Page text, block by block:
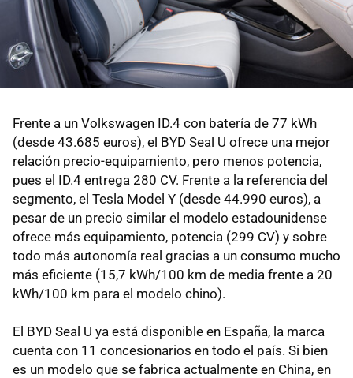
Frente a un Volkswagen ID.4 con batería de 77 kWh
(desde 43.685 euros), el BYD Seal U ofrece una mejor
relación precio-equipamiento, pero menos potencia,
pues el ID.4 entrega 280 CV. Frente a la referencia del
segmento, el Tesla Model Y (desde 44.990 euros), a
pesar de un precio similar el modelo estadounidense
ofrece más equipamiento, potencia (299 CV) y sobre
todo más autonomía real gracias a un consumo mucho
más eficiente (15,7 kWh/100 km de media frente a 20
kWh/100 km para el modelo chino).
El BYD Seal U ya está disponible en España, la marca
cuenta con 11 concesionarios en todo el país. Si bien
es un modelo que se fabrica actualmente en China, en